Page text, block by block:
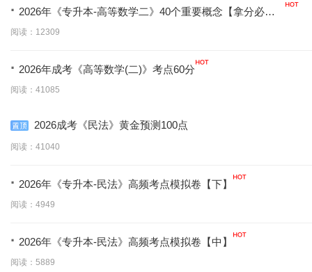
· 2026年《专升本-高等数学二》40个重要概念【拿分必
背】
阅读：12309
· 2026年成考《高等数学(二)》考点60分
阅读：41085
2026成考《民法》黄金预测100点
阅读：41040
· 2026年《专升本-民法》高频考点模拟卷【下】
阅读：4949
· 2026年《专升本-民法》高频考点模拟卷【中】
阅读：5889